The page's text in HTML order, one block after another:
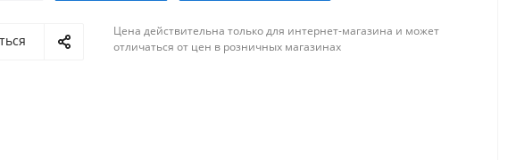
Цена действительна только для интернет-магазина и может
отличаться от цен в розничных магазинах